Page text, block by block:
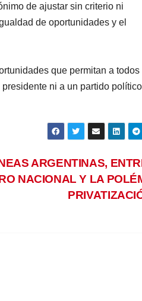
de ajustar sin criterio ni
de oportunidades y el
que permitan a todos
ni a un partido
ARGENTINAS,
NACIONAL Y LA